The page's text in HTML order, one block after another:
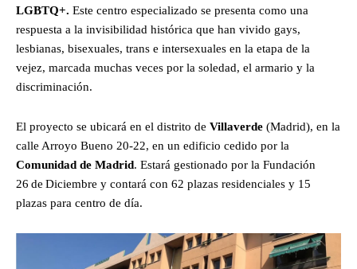
LGBTQ+. Este centro especializado se presenta como una
respuesta a la invisibilidad histórica que han vivido gays,
lesbianas, bisexuales, trans e intersexuales en la etapa de la
vejez, marcada muchas veces por la soledad, el armario y la
discriminación.
El proyecto se ubicará en el distrito de Villaverde (Madrid), en la
calle Arroyo Bueno 20-22, en un edificio cedido por la
Comunidad de Madrid. Estará gestionado por la Fundación
26 de Diciembre y contará con 62 plazas residenciales y 15
plazas para centro de día.